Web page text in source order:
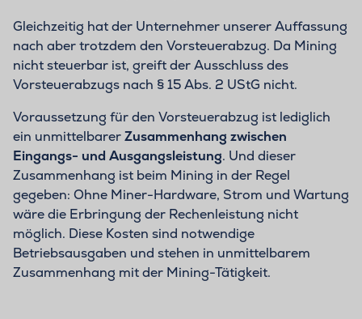
Gleichzeitig hat der Unternehmer unserer Auffassung
nach aber trotzdem den Vorsteuerabzug. Da Mining
nicht steuerbar ist, greift der Ausschluss des
Vorsteuerabzugs nach § 15 Abs. 2 UStG nicht.
Voraussetzung für den Vorsteuerabzug ist lediglich
ein unmittelbarerZusammenhang zwischen
Eingangs- und Ausgangsleistung. Und dieser
Zusammenhang ist beim Mining in der Regel
gegeben: Ohne Miner-Hardware, Strom und Wartung
wäre die Erbringung der Rechenleistung nicht
möglich. Diese Kosten sind notwendige
Betriebsausgaben und stehen in unmittelbarem
Zusammenhang mit der Mining-Tätigkeit.